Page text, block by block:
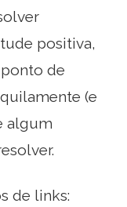
positiva,
ponto de
(e
algum
de links: